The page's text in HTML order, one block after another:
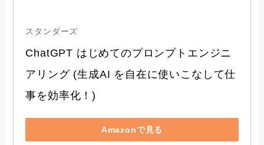
スタンダーズ
ChatGPT はじめてのプロンプトエンジニ
アリング (生成AI を自在に使いこなして仕
事を効率化！)
Amazonで見る